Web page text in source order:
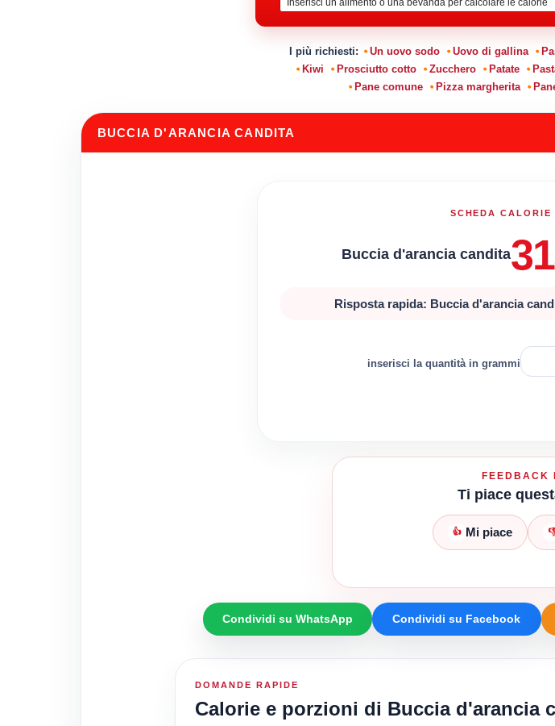
I più richiesti: Un uovo sodo Uovo di gallina
Kiwi
Prosciutto cotto Zucchero Patate
Pane comune
Pizza margherita
BUCCIA D'ARANCIA CANDITA
SCHEDA CALORIE
Buccia d'arancia candita
Risposta rapida: Buccia d'arancia
inserisci la quantità in grammi
FEEDBACK
Ti piace
👍 Mi piace
Condividi su WhatsApp Condividi su Facebook
DOMANDE RAPIDE
Calorie e porzioni di Buccia d'arancia